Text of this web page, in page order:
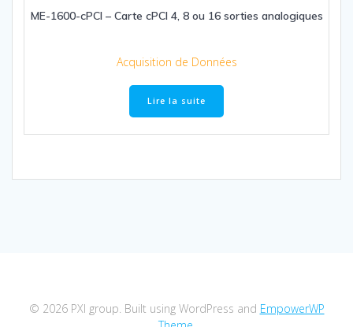
ME-1600-cPCI – Carte cPCI 4, 8 ou 16 sorties analogiques
Acquisition de Données
Lire la suite
© 2026 PXI group. Built using WordPress and EmpowerWP